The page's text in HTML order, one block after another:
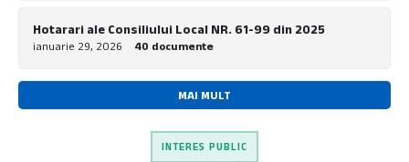
Hotarari ale Consiliului Local NR. 61-99 din 2025
ianuarie 29, 2026 40 documente
MAI MULT
INTERES PUBLIC